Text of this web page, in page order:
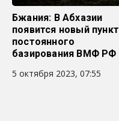
Бжания: В Абхазии
появится новый пункт
постоянного
базирования ВМФ РФ
5 октября 2023, 07:55